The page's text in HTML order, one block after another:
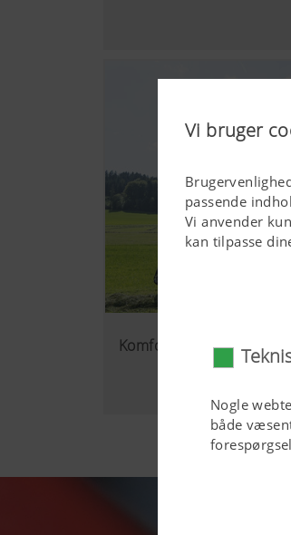
Vi bruger
passende
Vi anvender
kan tilpasse
Nogle
både
Komfort